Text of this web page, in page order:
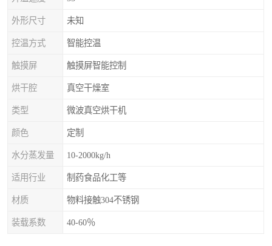
外形尺寸 未知
控温方式 智能控温
触摸屏 触摸屏智能控制
烘干腔 真空干燥室
类型 微波真空烘干机
颜色 定制
水分蒸发量 10-2000kg/h
适用行业 制药食品化工等
材质 物料接触304不锈钢
装载系数 40-60％